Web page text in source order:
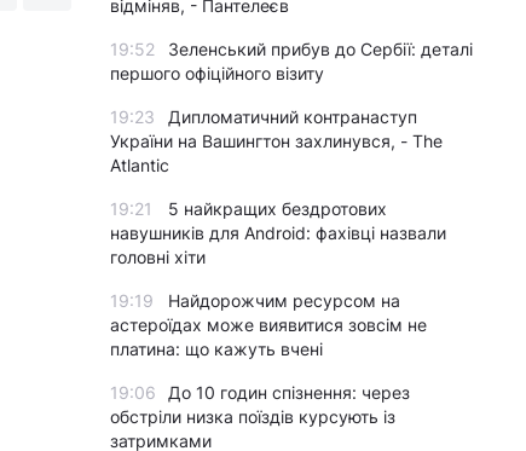
відміняв, - Пантелеєв
19:52
Зеленський прибув до Сербії: деталі
першого офіційного візиту
19:23
Дипломатичний контранаступ
України на Вашингтон захлинувся, - The
Atlantic
19:21
5 найкращих бездротових
навушників для Android: фахівці назвали
головні хіти
19:19
Найдорожчим ресурсом на
астероїдах може виявитися зовсім не
платина: що кажуть вчені
19:06
До 10 годин спізнення: через
обстріли низка поїздів курсують із
затримками